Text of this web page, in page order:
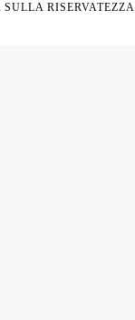
RISERVATEZZA